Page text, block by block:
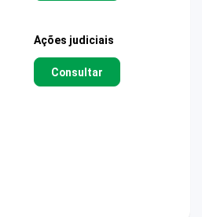
Ações judiciais
Consultar